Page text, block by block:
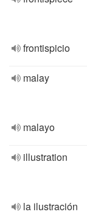
frontispicio
malay
malayo
illustration
la ilustración